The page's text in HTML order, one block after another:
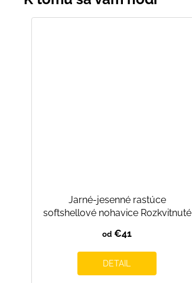
Jarné-jesenné rastúce
softshellové nohavice Rozkvitnuté
od €41
DETAIL